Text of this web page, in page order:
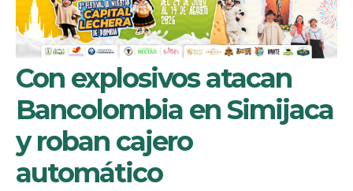
Con explosivos atacan
Bancolombia en Simijaca
y roban cajero
automático